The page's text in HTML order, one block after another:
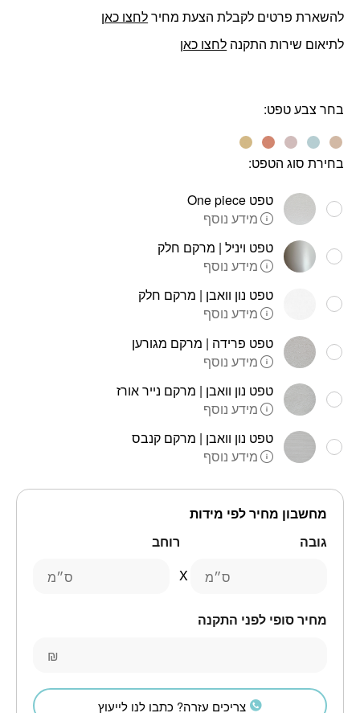
להשארת פרטים לקבלת הצעת מחירלחצו כאן
לתיאום שירות התקנה לחצו כאן
בחר צבע טפט
בחירת סוג הטפט:
טפט One piece
מידע נוסף
טפט ויניל | מרקם חלק
מידע נוסף
טפט נון וואבן | מרקם חלק
מידע נוסף
טפט פרידה | מרקם מגורען
מידע נוסף
טפט נון וואבן | מרקם נייר אורז
מידע נוסף
טפט נון וואבן | מרקם קנבס
מידע נוסף
מחשבון מחיר לפי מידות
גובה
ס״מ
רוחב
ס״מ
מחיר סופי לפני התקנה
₪
צריכים עזרה? כתבו לנו לייעוץ